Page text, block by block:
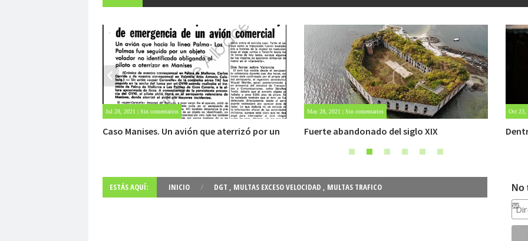
May 28, 2021 | Sin comentarios
Fuerte abandonado del siglo XIX
Oct 23, 2020 | Sin comentarios
Dentro de un manicomio abandonado
Oct 22,
ESTÁS AQUÍ: INICIO / DGT , MULTAS EXCESO VELOCIDAD , MULTAS TRAFICO No